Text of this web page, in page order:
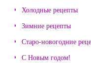
Холодные рецепты
Зимние рецепты
Старо-новогодние
С Новым годом!